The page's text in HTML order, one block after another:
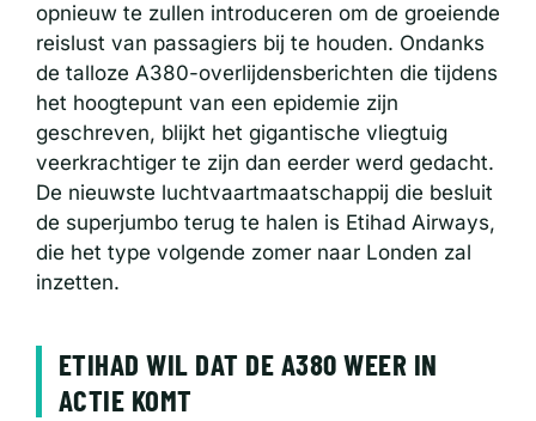
opnieuw te zullen introduceren om de groeiende
reislust van passagiers bij te houden. Ondanks
de talloze A380-overlijdensberichten die tijdens
het hoogtepunt van een epidemie zijn
geschreven, blijkt het gigantische vliegtuig
veerkrachtiger te zijn dan eerder werd gedacht.
De nieuwste luchtvaartmaatschappij die besluit
de superjumbo terug te halen is Etihad Airways,
die het type volgende zomer naar Londen zal
inzetten.
ETIHAD WIL DAT DE A380 WEER IN
ACTIE KOMT